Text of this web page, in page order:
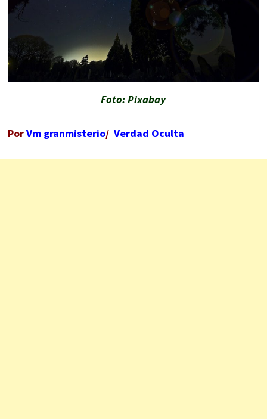
Foto: Pixabay
PorVm granmisterio/ Verdad Oculta